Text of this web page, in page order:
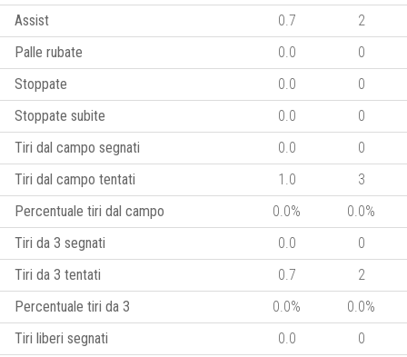
Assist
0.7
2
Palle rubate
0.0
0
Stoppate
0.0
0
Stoppate subite
0.0
0
Tiri dal campo segnati
0.0
0
Tiri dal campo tentati
1.0
3
Percentuale tiri dal campo
0.0%
0.0%
Tiri da 3 segnati
0.0
0
Tiri da 3 tentati
0.7
2
Percentuale tiri da 3
0.0%
0.0%
Tiri liberi segnati
0.0
0